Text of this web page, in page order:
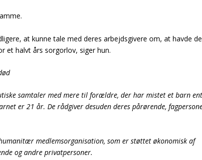
at kunne tale med deres arbejdsgivere om, at havde de
et halvt års sorgorlov, siger hun.
samtaler med mere til forældre, der har mistet et barn
er 21 år. De rådgiver desuden deres pårørende,
medlemsorganisation, som er støttet økonomisk af
og andre privatpersoner.